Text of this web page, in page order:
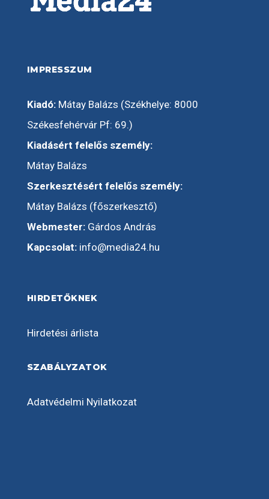
IMPRESSZUM
Kiadó:Mátay Balázs (Székhelye: 8000
Székesfehérvár Pf: 69.)
Kiadásért felelős személy:
Mátay Balázs
Szerkesztésért felelős személy:
Mátay Balázs (főszerkesztő)
Webmester:Gárdos András
Kapcsolat: info@media24.hu
HIRDETŐKNEK
Hirdetési árlista
SZABÁLYZATOK
Adatvédelmi Nyilatkozat